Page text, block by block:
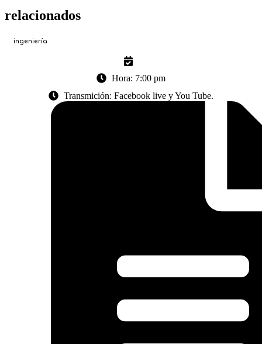
relacionados
ingeniería
Hora: 7:00 pm
Transmición: Facebook live y You Tube.